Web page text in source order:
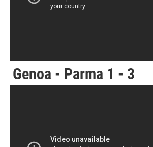
Genoa - Parma 1 - 3